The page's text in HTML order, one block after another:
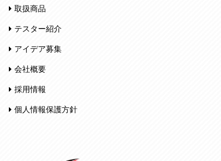
取扱商品
テスター紹介
アイデア募集
会社概要
採用情報
個人情報保護方針